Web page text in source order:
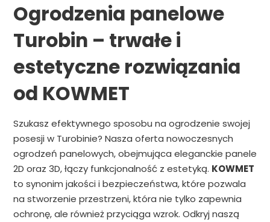
Ogrodzenia panelowe
Turobin – trwałe i
estetyczne rozwiązania
od KOWMET
Szukasz efektywnego sposobu na ogrodzenie swojej
posesji w Turobinie? Nasza oferta nowoczesnych
ogrodzeń panelowych, obejmująca eleganckie panele
2D oraz 3D, łączy funkcjonalność z estetyką. KOWMET
to synonim jakości i bezpieczeństwa, które pozwala
na stworzenie przestrzeni, która nie tylko zapewnia
ochronę, ale również przyciąga wzrok. Odkryj naszą